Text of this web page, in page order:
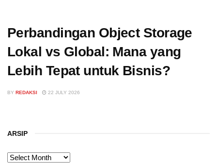
Perbandingan Object Storage
Lokal vs Global: Mana yang
Lebih Tepat untuk Bisnis?
BY REDAKSI 22 JULY 2026
ARSIP
ARSIP